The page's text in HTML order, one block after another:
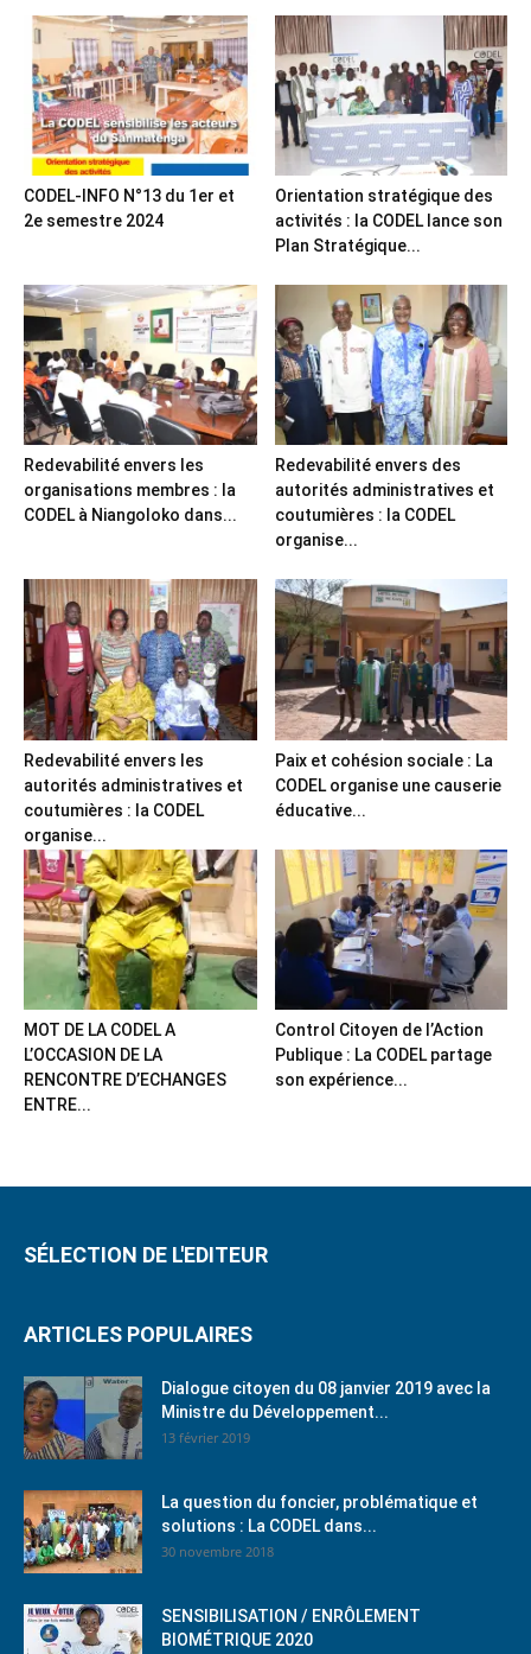
CODEL-INFO N°13 du 1er et
2e semestre 2024
Orientation stratégique des
activités : la CODEL lance son
Plan Stratégique...
Redevabilité envers les
organisations membres : la
CODEL à Niangoloko dans...
Redevabilité envers des
autorités administratives et
coutumières : la CODEL
organise...
Redevabilité envers les
autorités administratives et
coutumières : la CODEL
organise...
Paix et cohésion sociale : La
CODEL organise une causerie
éducative...
MOT DE LA CODEL A
L’OCCASION DE LA
RENCONTRE D’ECHANGES
ENTRE...
Control Citoyen de l’Action
Publique : La CODEL partage
son expérience...
SÉLECTION DE L'EDITEUR
ARTICLES POPULAIRES
Dialogue citoyen du 08 janvier 2019 avec la
Ministre du Développement...
13 février 2019
La question du foncier, problématique et
solutions : La CODEL dans...
30 novembre 2018
SENSIBILISATION / ENRÔLEMENT
BIOMÉTRIQUE 2020